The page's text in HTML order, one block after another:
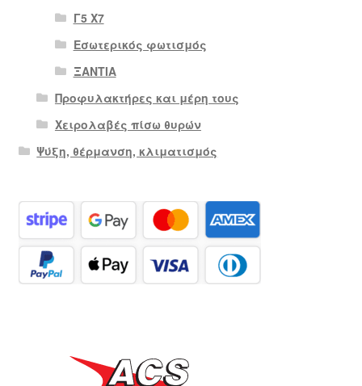
Γ5 Χ7
Εσωτερικός φωτισμός
ΞΑΝΤΙΑ
Προφυλακτήρες και μέρη τους
Χειρολαβές πίσω θυρών
Ψύξη, θέρμανση, κλιματισμός